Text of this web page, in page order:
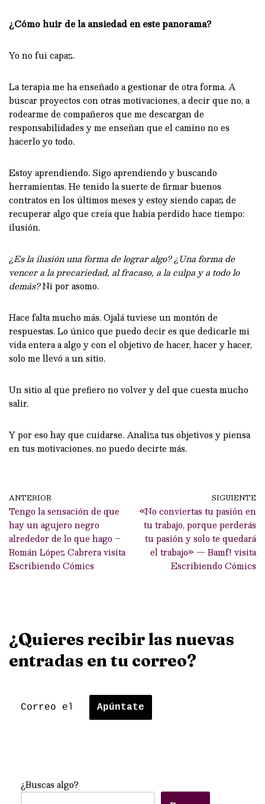
¿Cómo huir de la ansiedad en este panorama?
Yo no fui capaz.
La terapia me ha enseñado a gestionar de otra forma. A
buscar proyectos con otras motivaciones, a decir que no, a
rodearme de compañeros que me descargan de
responsabilidades y me enseñan que el camino no es
hacerlo yo todo.
Estoy aprendiendo. Sigo aprendiendo y buscando
herramientas. He tenido la suerte de firmar buenos
contratos en los últimos meses y estoy siendo capaz de
recuperar algo que creía que había perdido hace tiempo:
ilusión.
¿Es la ilusión una forma de lograr algo? ¿Una forma de
vencer a la precariedad, al fracaso, a la culpa y a todo lo
demás?Ni por asomo.
Hace falta mucho más. Ojalá tuviese un montón de
respuestas. Lo único que puedo decir es que dedicarle mi
vida entera a algo y con el objetivo de hacer, hacer y hacer,
solo me llevó a un sitio.
Un sitio al que prefiero no volver y del que cuesta mucho
salir.
Y por eso hay que cuidarse. Analiza tus objetivos y piensa
en tus motivaciones, no puedo decirte más.
ANTERIOR
Tengo la sensación de que
hay un agujero negro
alrededor de lo que hago –
Román López Cabrera visita
Escribiendo Cómics
SIGUIENTE
«No conviertas tu pasión en
tu trabajo, porque perderás
tu pasión y solo te quedará
el trabajo» — Bamf! visita
Escribiendo Cómics
¿Quieres recibir las nuevas
entradas en tu correo?
¿Buscas algo?